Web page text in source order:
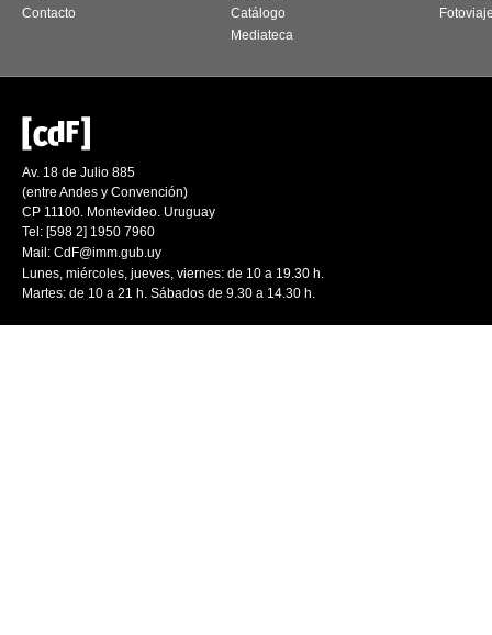
Contacto
Catálogo
Mediateca
Av. 18 de Julio 885
(entre Andes y Convención)
CP 11100. Montevideo. Uruguay
Tel: [598 2] 1950 7960
Mail: CdF@imm.gub.uy
Lunes, miércoles, jueves, viernes: de 10 a 19.30 h.
Martes: de 10 a 21 h. Sábados de 9.30 a 14.30 h.